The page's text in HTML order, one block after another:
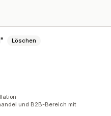
Löschen
und B2B-Bereich mit